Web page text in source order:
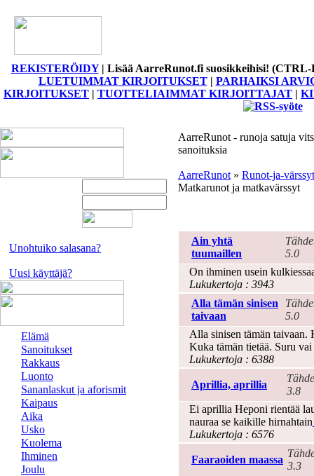
REKISTERÖIDY| Lisää AarreRunot.fi suosikkeihisi!
LUETUIMMAT KIRJOITUKSET| PARHAIKSI
KIRJOITUKSET | TUOTTELIAIMMAT KIRJOITTAJAT |
Unohtuiko salasana?
Uusi käyttäjä?
Elämä
Sanoitukset
Rakkaus
Luonto
Sananlaskut ja aforismit
Kaipaus
Aika
Usko
Kuolema
Ihminen
Joulu
AarreRunot - runoja satuja
sanoituksia
AarreRunot » Runot-ja-värssyt
Matkarunot ja matkavärssyt
Ain yhtä
tuumaillen
5.0
On ihminen usein
Lukukertoja : 3943
Alla tämän sinisen
taivaan
5.0
Alla sinisen tämän taivaan.
Kuka tämän tietää. Suru
Lukukertoja : 6388
Aprillia, aprillia
3.8
Ei aprillia Heponi rientää
nauraa se kaikille hirnahtain
Lukukertoja : 6576
Faaraoiden maassa
3.3